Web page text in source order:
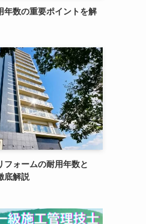
年数の重要ポイントを解
フォームの耐用年数と
底解説